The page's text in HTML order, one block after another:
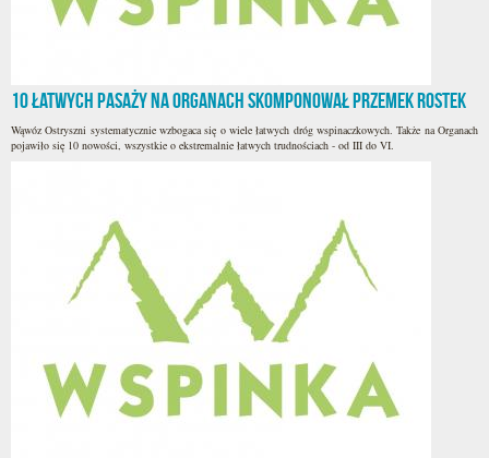
10 łatwych pasaży na Organach skomponował Przemek Rostek
Wąwóz Ostryszni systematycznie wzbogaca się o wiele łatwych dróg wspinaczkowych. Także na Organach
pojawiło się 10 nowości, wszystkie o ekstremalnie łatwych trudnościach - od III do VI.